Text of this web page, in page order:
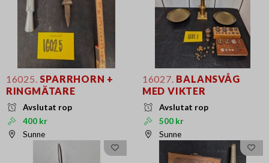
16025. SPARRHORN +
RINGMÄTARE
Avslutat rop
400 kr
Sunne
16027. BALANSVÅG
MED VIKTER
Avslutat rop
500 kr
Sunne